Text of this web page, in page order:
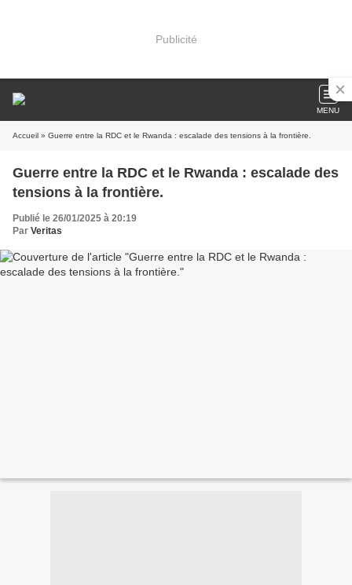
Publicité
MENU
Accueil » Guerre entre la RDC et le Rwanda : escalade des tensions à la frontière.
Guerre entre la RDC et le Rwanda : escalade des
tensions à la frontière.
Publié le 26/01/2025 à 20:19
Par Veritas